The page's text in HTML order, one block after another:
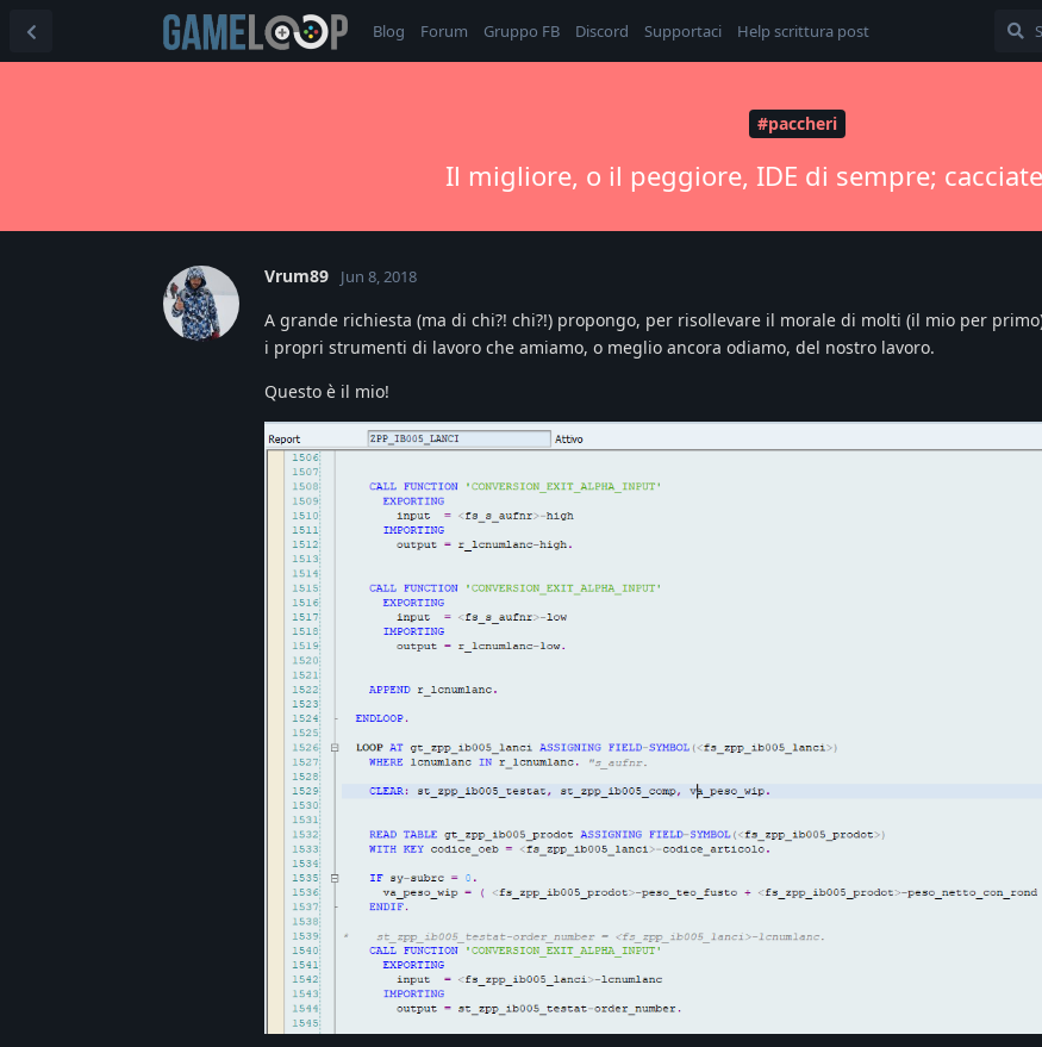
Blog Forum Gruppo FB Discord Supportaci Help scrittura post
#paccheri
Il migliore, o il peggiore, IDE di sempre;
Vrum89 Jun 8, 2018
A grande richiesta (ma di chi?! chi?!) propongo, per risollevare il morale di molti (il mio per
i propri strumenti di lavoro che amiamo, o meglio ancora odiamo, del nostro lavoro.
Questo è il mio!